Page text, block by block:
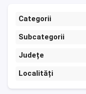
Categorii
Subcategorii
Județe
Localități